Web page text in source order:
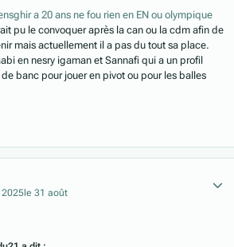
a 20 ans ne fou rien en EN ou olympique
pu le convoquer après la can ou la cdm afin de
mais actuellement il a pas du tout sa place.
en nesry igaman et Sannafi qui a un profil
banc pour jouer en pivot ou pour les balles
2025 le 31 août